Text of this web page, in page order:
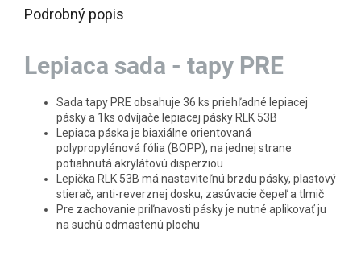
Podrobný popis
Lepiaca sada - tapy PRE
Sada tapy PRE obsahuje 36 ks priehľadné lepiacej
pásky a 1ks odvíjače lepiacej pásky RLK 53B
Lepiaca páska je biaxiálne orientovaná
polypropylénová fólia (BOPP), na jednej strane
potiahnutá akrylátovú disperziou
Lepička RLK 53B má nastaviteľnú brzdu pásky, plastový
stierač, anti-reverznej dosku, zasúvacie čepeľ a tlmič
Pre zachovanie priľnavosti pásky je nutné aplikovať ju
na suchú odmastenú plochu